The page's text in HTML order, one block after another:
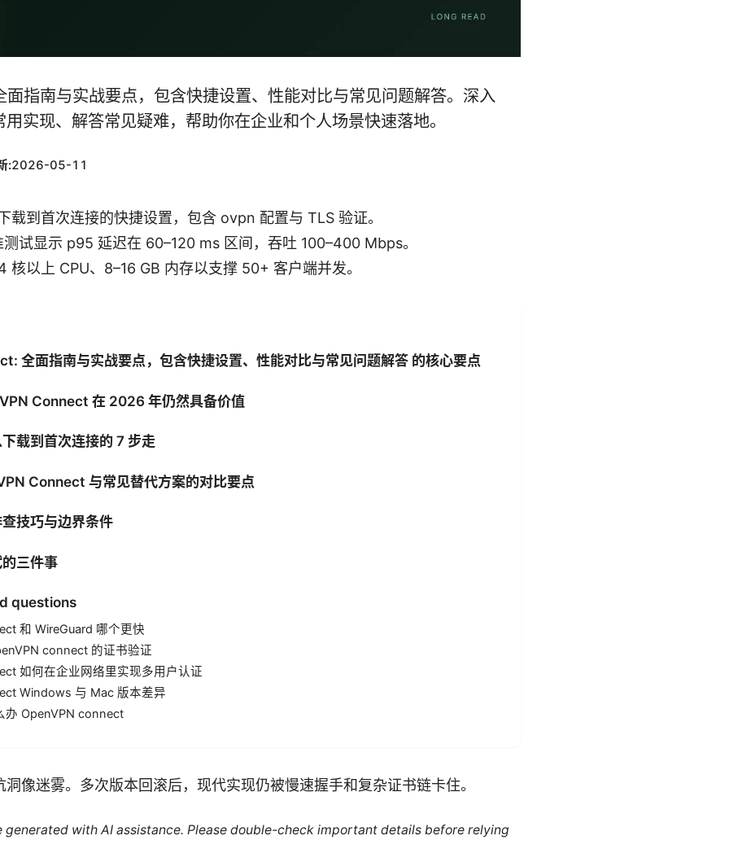
指南与实战要点，包含快捷设置、性能对比与常见问题解答。深入
实现、解答常见疑难，帮助你在企业和个人场景快速落地。
:2026-05-11
载到首次连接的快捷设置，包含 ovpn 配置与 TLS 验证。
试显示 p95 延迟在 60–120 ms 区间，吞吐 100–400 Mbps。
核以上 CPU、8–16 GB 内存以支撑 50+ 客户端并发。
全面指南与实战要点，包含快捷设置、性能对比与常见问题解答 的核心要点
Connect 在 2026 年仍然具备价值
载到首次连接的 7 步走
Connect 与常见替代方案的对比要点
技巧与边界条件
三件事
questions
和 WireGuard 哪个更快
connect 的证书验证
如何在企业网络里实现多用户认证
Windows 与 Mac 版本差异
办 OpenVPN connect
像迷雾。多次版本回滚后，现代实现仍被慢速握手和复杂证书链卡住。
with AI assistance. Please double-check important details before relying